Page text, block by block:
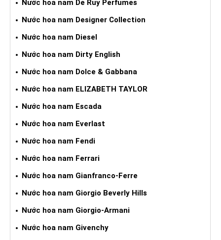
Nước hoa nam De Ruy Perfumes
Nước hoa nam Designer Collection
Nước hoa nam Diesel
Nước hoa nam Dirty English
Nước hoa nam Dolce & Gabbana
Nước hoa nam ELIZABETH TAYLOR
Nước hoa nam Escada
Nước hoa nam Everlast
Nước hoa nam Fendi
Nước hoa nam Ferrari
Nước hoa nam Gianfranco-Ferre
Nước hoa nam Giorgio Beverly Hills
Nước hoa nam Giorgio-Armani
Nước hoa nam Givenchy